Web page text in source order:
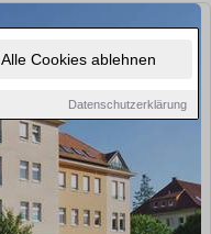
Alle Cookies ablehnen
Datenschutzerklärung